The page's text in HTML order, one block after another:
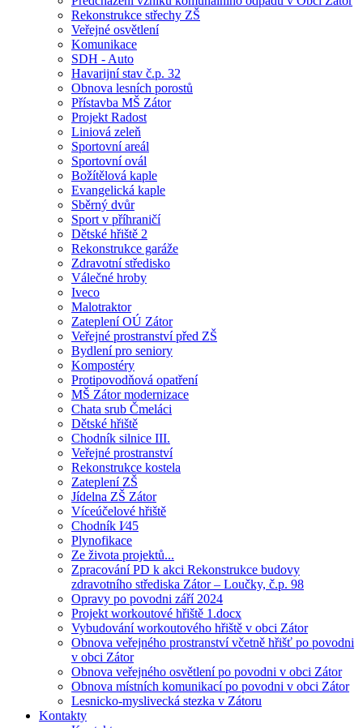
Rekonstrukce střechy ZŠ
Veřejné osvětlení
Komunikace
SDH - Auto
Havarijní stav č.p. 32
Obnova lesních porostů
Přístavba MŠ Zátor
Projekt Radost
Liniová zeleň
Sportovní areál
Sportovní ovál
Božítělová kaple
Evangelická kaple
Sběrný dvůr
Sport v příhraničí
Dětské hřiště 2
Rekonstrukce garáže
Zdravotní středisko
Válečné hroby
Iveco
Malotraktor
Zateplení OÚ Zátor
Veřejné prostranství před ZŠ
Bydlení pro seniory
Kompostéry
Protipovodňová opatření
MŠ Zátor modernizace
Chata srub Čmeláci
Dětské hřiště
Chodník silnice III.
Veřejné prostranství
Rekonstrukce kostela
Zateplení ZŠ
Jídelna ZŠ Zátor
Víceúčelové hřiště
Chodník I⁄45
Plynofikace
Ze života projektů...
Zpracování PD k akci Rekonstrukce budovy
zdravotního střediska Zátor – Loučky, č.p. 98
Opravy po povodni září 2024
Projekt workoutové hřiště 1.docx
Vybudování workoutového hřiště v obci Zátor
Obnova veřejného prostranství včetně hřišť po povodni
v obci Zátor
Obnova veřejného osvětlení po povodni v obci Zátor
Obnova místních komunikací po povodni v obci Zátor
Lesnicko-myslivecká stezka v Zátoru
Kontakty